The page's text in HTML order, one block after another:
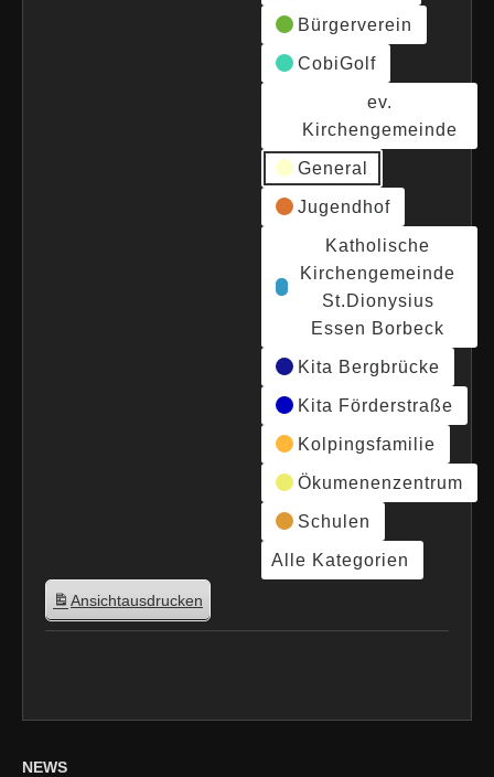
Bürgerverein
CobiGolf
ev.
Kirchengemeinde
General
Jugendhof
Katholische
Kirchengemeinde
St.Dionysius
Essen Borbeck
Kita Bergbrücke
Kita Förderstraße
Kolpingsfamilie
Ökumenenzentrum
Schulen
Alle Kategorien
Ansichtausdrucken
NEWS